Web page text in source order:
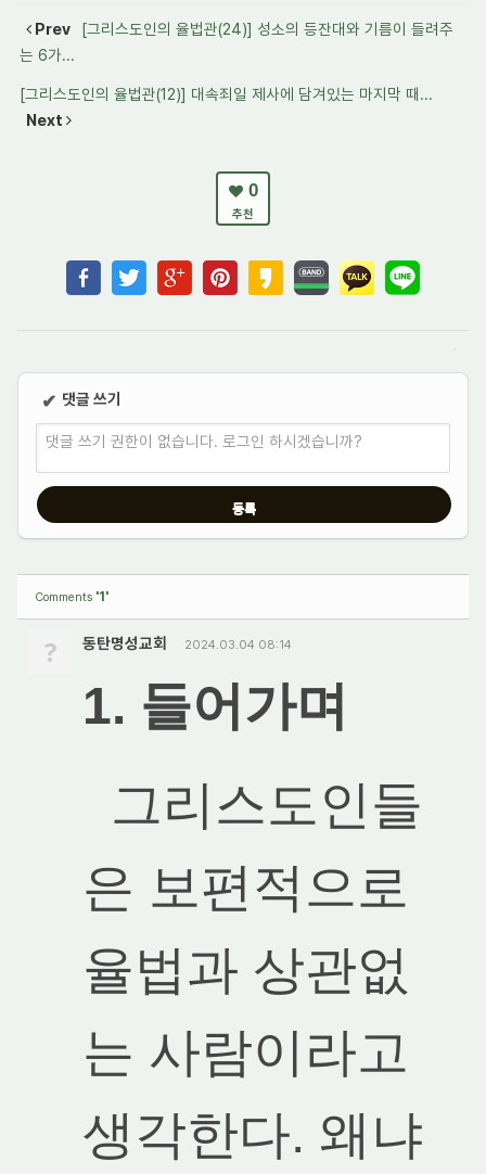
Prev
[그리스도인의 율법관(24)] 성소의 등잔대와 기름이 들려주
는 6가...
[그리스도인의 율법관(12)] 대속죄일 제사에 담겨있는 마지막 때...
Next
0
추천
✔ 댓글 쓰기
댓글 쓰기 권한이 없습니다. 로그인 하시겠습니까?
Comments '1'
? 동탄명성교회 2024.03.04 08:14
1. 들어가며
그리스도인들
은 보편적으로
율법과 상관없
는 사람이라고
생각한다. 왜냐